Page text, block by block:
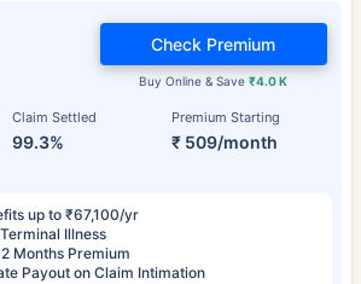
Claim Settled
99.3%
Premium Starting
₹ 509/month
Buy Online & Save₹4.0 K
Check Premium
up to ₹67,100/yr
Illness
Months Premium
Payout on Claim Intimation